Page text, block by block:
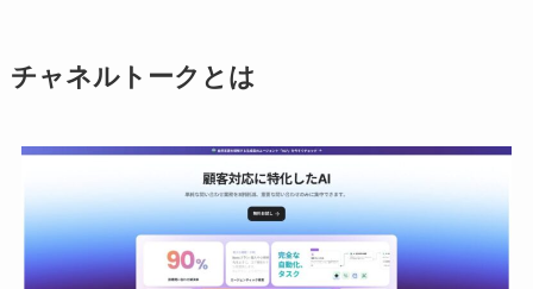
チャネルトークとは